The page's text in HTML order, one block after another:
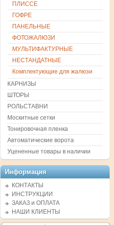
ПЛИССЕ
ГОФРЕ
ПАНЕЛЬНЫЕ
ФОТОЖАЛЮЗИ
МУЛЬТИФАКТУРНЫЕ
НЕСТАНДАТНЫЕ
Комплектующие для жалюзи
КАРНИЗЫ
ШТОРЫ
РОЛЬСТАВНИ
Москитные сетки
Тонировочная пленка
Автоматические ворота
Уцененные товары в наличии
Информация
КОНТАКТЫ
ИНСТРУКЦИИ
ЗАКАЗ и ОПЛАТА
НАШИ КЛИЕНТЫ